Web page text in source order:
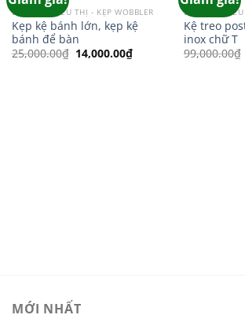
wishlist
BẢNG GIÁ SIÊU THỊ - KẸP WOBBLER
Kẹp kệ bánh lớn, kẹp kệ
bánh để bàn
25,000.00₫ Giá
gốc
14,000.00₫Giá
hiện
BẢNG GIÁ
Kệ treo
inox chữ T
99,000.00₫
MỚI NHẤT